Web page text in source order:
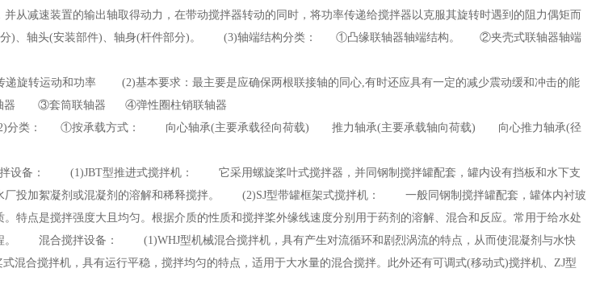
减速装置的输出轴取得动力，在带动搅拌器转动的同时，将功率传递给搅拌器以克服其旋转时遇到的阻力偶矩而
)、轴头(安装部件)、轴身(杆件部分)。 (3)轴端结构分类： ①凸缘联轴器轴端结构。 ②夹壳式联轴器轴端
递旋转运动和功率 (2)基本要求：最主要是应确保两根联接轴的同心,有时还应具有一定的减少震动缓和冲击的能
器 ③套筒联轴器 ④弹性圈柱销联轴器
类： ①按承载方式： 向心轴承(主要承载径向荷载) 推力轴承(主要承载轴向荷载) 向心推力轴承(径
设备： (1)JBT型推进式搅拌机： 它采用螺旋桨叶式搅拌器，并同钢制搅拌罐配套，罐内设有挡板和水下支
厂投加絮凝剂或混凝剂的溶解和稀释搅拌。 (2)SJ型带罐框架式搅拌机： 一般同钢制搅拌罐配套，罐体内衬玻
特点是搅拌强度大且均匀。根据介质的性质和搅拌桨外缘线速度分别用于药剂的溶解、混合和反应。常用于给水处
。 混合搅拌设备： (1)WHJ型机械混合搅拌机，具有产生对流循环和剧烈涡流的特点，从而使混凝剂与水快
合搅拌机，具有运行平稳，搅拌均匀的特点，适用于大水量的混合搅拌。此外还有可调式(移动式)搅拌机、ZJ型